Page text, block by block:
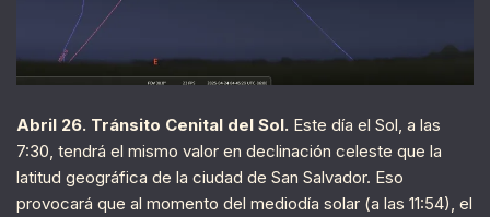
Abril 26. Tránsito Cenital del Sol. Este día el Sol, a las
7:30, tendrá el mismo valor en declinación celeste que la
latitud geográfica de la ciudad de San Salvador. Eso
provocará que al momento del mediodía solar (a las 11:54), el